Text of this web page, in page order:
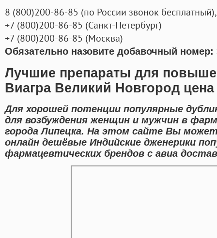
8 (800)200-86-85 (по России звонок бесплатный),
+7 (800)200-86-85 (Санкт-Петербург)
+7 (800)200-86-85 (Москва)
Обязательно назовите добавочный номер:
Лучшие препараты для
Виагра Великий Новгород цена
Для хорошей потенции популярные
для возбуждения женщин и мужчин в
города Липецка. На этом сайте Вы
онлайн дешёвые Индийские дженерики
фармацевтических брендов с авиа